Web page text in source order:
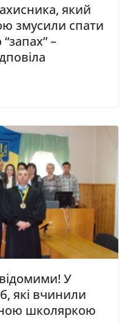
який
змусили спати
–
У
які вчинили
школяркою